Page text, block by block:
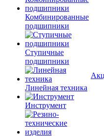
Комбинированные
подшипники
Ступичные
подшипники
Линейная техника
Инструмент